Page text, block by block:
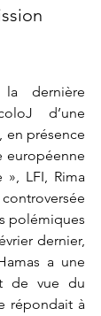
dernière
d’une
en présence
européenne
», LFI, Rima
polémiques
dernier,
a une
de vue du
répondait à